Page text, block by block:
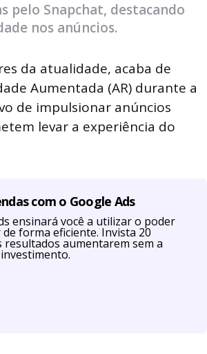
pelo Snapchat, destacando
nos anúncios.
da atualidade, acaba de
Aumentada (AR) durante a
de impulsionar anúncios
levar a experiência do
com o Google Ads
ensinará você a utilizar o poder
forma eficiente. Invista 20
aumentarem sem a